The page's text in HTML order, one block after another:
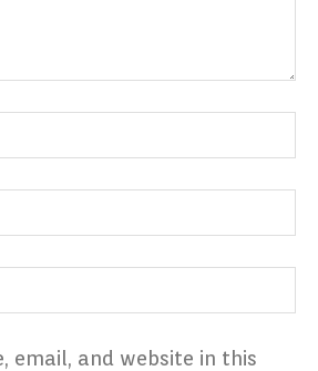
email, and website in this